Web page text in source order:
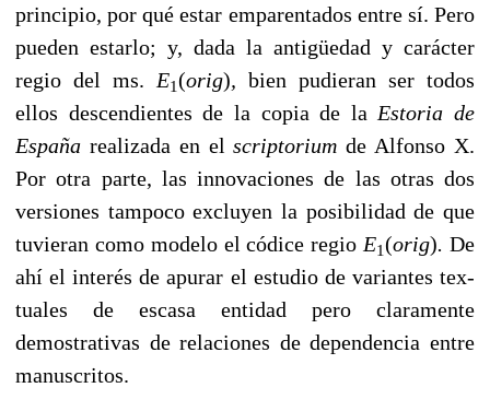
principio, por qué estar emparentados entre sí. Pero
pueden estarlo; y, dada la antigüedad y carácter
regio del ms. E1(orig), bien pudieran ser todos
ellos descendientes de la copia de la Estoria de
España realizada en elscriptoriumde Alfonso X.
Por otra parte, las innovaciones de las otras dos
versiones tampoco excluyen la posibilidad de que
tuvieran como mo­delo el códice regio E1(orig).De
ahí el interés de apurar el estudio de variantes tex­
tuales de escasa entidad pero claramente
demostrativas de relaciones de dependencia entre
manuscritos.